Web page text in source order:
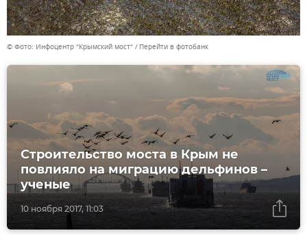
© Фото: Инфоцентр "Крымский мост" Перейти в фотобанк
10 ноября 2017, 11:03
Строительство моста в Крым не
повлияло на миграцию дельфинов –
ученые